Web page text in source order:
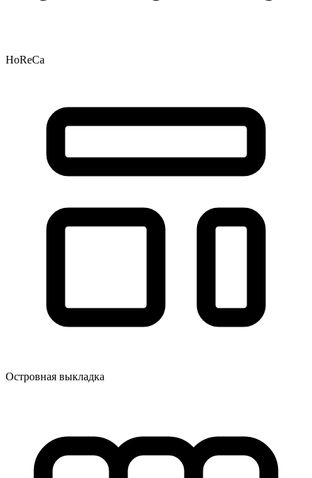
HoReCa
Островная выкладка